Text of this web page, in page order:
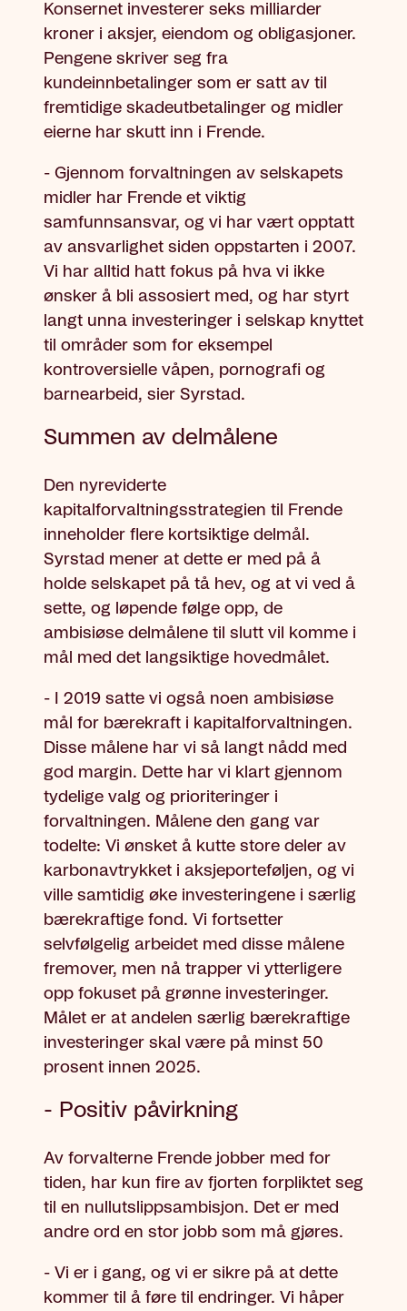
Konsernet investerer seks milliarder
kroner i aksjer, eiendom og obligasjoner.
Pengene skriver seg fra
kundeinnbetalinger som er satt av til
fremtidige skadeutbetalinger og midler
eierne har skutt inn i Frende.
- Gjennom forvaltningen av selskapets
midler har Frende et viktig
samfunnsansvar, og vi har vært opptatt
av ansvarlighet siden oppstarten i 2007.
Vi har alltid hatt fokus på hva vi ikke
ønsker å bli assosiert med, og har styrt
langt unna investeringer i selskap knyttet
til områder som for eksempel
kontroversielle våpen, pornografi og
barnearbeid, sier Syrstad.
Summen av delmålene
Den nyreviderte
kapitalforvaltningsstrategien til Frende
inneholder flere kortsiktige delmål.
Syrstad mener at dette er med på å
holde selskapet på tå hev, og at vi ved å
sette, og løpende følge opp, de
ambisiøse delmålene til slutt vil komme i
mål med det langsiktige hovedmålet.
- I 2019 satte vi også noen ambisiøse
mål for bærekraft i kapitalforvaltningen.
Disse målene har vi så langt nådd med
god margin. Dette har vi klart gjennom
tydelige valg og prioriteringer i
forvaltningen. Målene den gang var
todelte: Vi ønsket å kutte store deler av
karbonavtrykket i aksjeporteføljen, og vi
ville samtidig øke investeringene i særlig
bærekraftige fond. Vi fortsetter
selvfølgelig arbeidet med disse målene
fremover, men nå trapper vi ytterligere
opp fokuset på grønne investeringer.
Målet er at andelen særlig bærekraftige
investeringer skal være på minst 50
prosent innen 2025.
- Positiv påvirkning
Av forvalterne Frende jobber med for
tiden, har kun fire av fjorten forpliktet seg
til en nullutslippsambisjon. Det er med
andre ord en stor jobb som må gjøres.
- Vi er i gang, og vi er sikre på at dette
kommer til å føre til endringer. Vi håper